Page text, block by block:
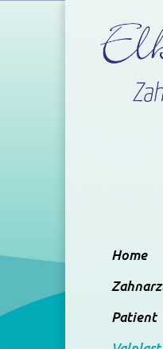
Home
Patient